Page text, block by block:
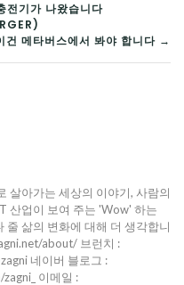
전기가 나왔습니다
건 메타버스에서 봐야 합니다 →
살아가는 세상의 이야기, 사람의
산업이 보여 주는 'Wow' 하는
줄 삶의 변화에 대해 더 생각합니
about/ 브런치 :
네이버 블로그 :
이메일 :